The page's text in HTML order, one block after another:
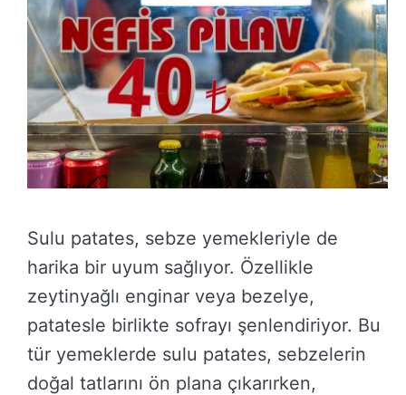
Sulu patates, sebze yemekleriyle de
harika bir uyum sağlıyor. Özellikle
zeytinyağlı enginar veya bezelye,
patatesle birlikte sofrayı şenlendiriyor. Bu
tür yemeklerde sulu patates, sebzelerin
doğal tatlarını ön plana çıkarırken,